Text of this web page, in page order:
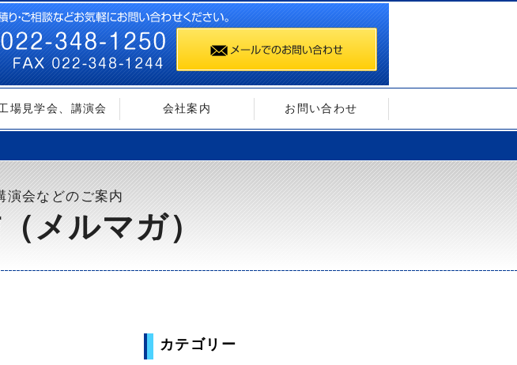
場見学会、講演会 会社案内 お問い合わせ
演会などのご案内
メルマガ）
カテゴリー